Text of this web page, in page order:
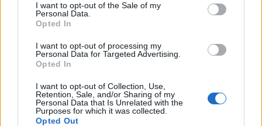
I want to opt-out of the Sale of my
Personal Data.
Opted In
I want to opt-out of processing my
Personal Data for Targeted Advertising.
Opted In
I want to opt-out of Collection, Use,
Retention, Sale, and/or Sharing of my
Personal Data that Is Unrelated with the
Purposes for which it was collected.
Opted Out
CONDIVIDI QUESTO ARTICOLO:
X
WhatsApp Stampa